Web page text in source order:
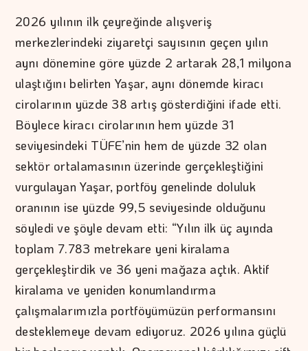
2026 yılının ilk çeyreğinde alışveriş
merkezlerindeki ziyaretçi sayısının geçen yılın
aynı dönemine göre yüzde 2 artarak 28,1 milyona
ulaştığını belirten Yaşar, aynı dönemde kiracı
cirolarının yüzde 38 artış gösterdiğini ifade etti.
Böylece kiracı cirolarının hem yüzde 31
seviyesindeki TÜFE’nin hem de yüzde 32 olan
sektör ortalamasının üzerinde gerçekleştiğini
vurgulayan Yaşar, portföy genelinde doluluk
oranının ise yüzde 99,5 seviyesinde olduğunu
söyledi ve şöyle devam etti: “Yılın ilk üç ayında
toplam 7.783 metrekare yeni kiralama
gerçekleştirdik ve 36 yeni mağaza açtık. Aktif
kiralama ve yeniden konumlandırma
çalışmalarımızla portföyümüzün performansını
desteklemeye devam ediyoruz. 2026 yılına güçlü